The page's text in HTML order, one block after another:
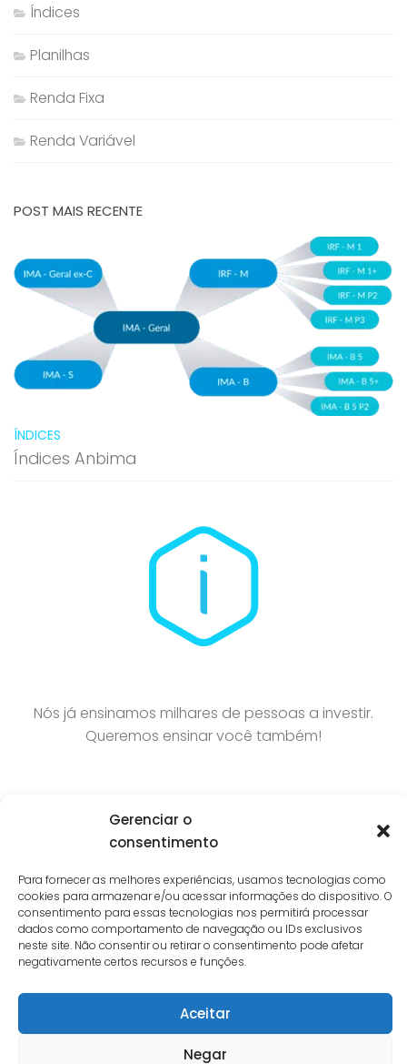
Gerenciar o
consentimento
Para fornecer as melhores experiências, usamos tecnologias como
cookies para armazenar e/ou acessar informações do dispositivo. O
consentimento para essas tecnologias nos permitirá processar
dados como comportamento de navegação ou IDs exclusivos
neste site. Não consentir ou retirar o consentimento pode afetar
negativamente certos recursos e funções.
Aceitar
Negar
Índices
Planilhas
Renda Fixa
Renda Variável
POST MAIS RECENTE
ÍNDICES
Índices Anbima
Nós já ensinamos milhares de pessoas a investir.
Queremos ensinar você também!
Interest © 2026. Todos Direitos Reservados.